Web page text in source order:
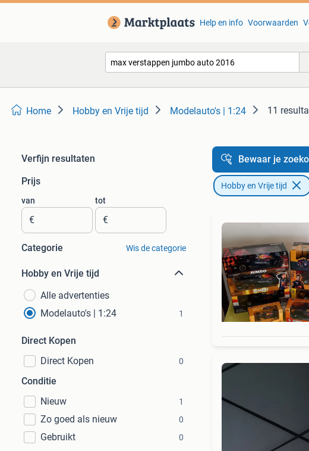
Help en info Voorwaarden
Home Hobby en Vrije tijd Modelauto's | 1:24 11
Verfijn resultaten
Prijs
van
€
tot
€
Categorie Wis de categorie
Hobby en Vrije tijd
Alle advertenties
Modelauto's | 1:24
1
Direct Kopen
Direct Kopen
0
Conditie
Nieuw
1
Zo goed als nieuw 0
Gebruikt 0
Bewaar je
Hobby en Vrije tijd